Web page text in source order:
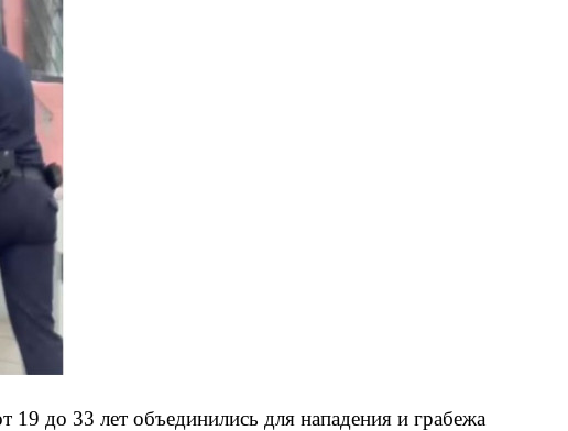
19 до 33 лет объединились для нападения и грабежа